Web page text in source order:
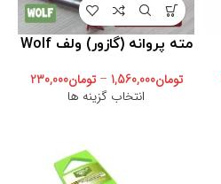
مته پروانه (گازور) ولف Wolf
تومان1,560,000
– تومان230,000
انتخاب گزینه ها